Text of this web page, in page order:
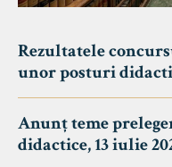
Rezultatele
unor posturi
Anunț teme
didactice, 13 iulie